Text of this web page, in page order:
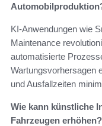
KI-Anwendungen wie
Maintenance
automatisierte
Wartungsvorhersagen
und Ausfallzeiten
Wie kann künstliche
Fahrzeugen erhöhen?